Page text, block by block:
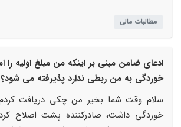
مطالبات مالی
ادعای ضامن مبنی بر اینکه من مبلغ اولیه را
خوردگی به من ربطی ندارد پذیرفته می شود؟
سلام وقت شما بخیر من چکی دریافت
خوردگی داشت، صادرکننده پشت اصلاح